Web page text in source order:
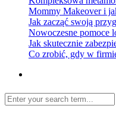
Mommy Makeover i
Jak zacząć swoją
Nowoczesne pomoce
Jak skutecznie
Co zrobić, gdy w